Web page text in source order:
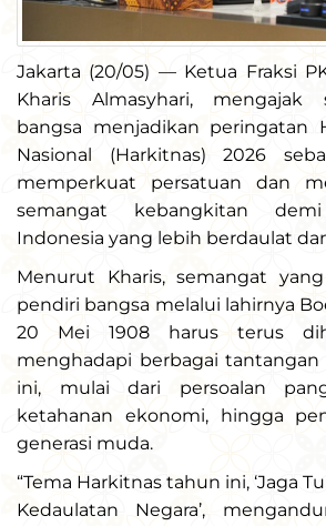
Jakarta (20/05) — Ketua Fraksi
Kharis Almasyhari, mengajak
bangsa menjadikan peringatan
Nasional (Harkitnas) 2026
memperkuat persatuan dan
semangat kebangkitan
Indonesia yang lebih berdaulat
Menurut Kharis, semangat
pendiri bangsa melalui lahirnya
20 Mei 1908 harus terus
menghadapi berbagai tantangan
ini, mulai dari persoalan
ketahanan ekonomi, hingga
generasi muda.
“Tema Harkitnas tahun ini, ‘Jaga
Kedaulatan Negara’,